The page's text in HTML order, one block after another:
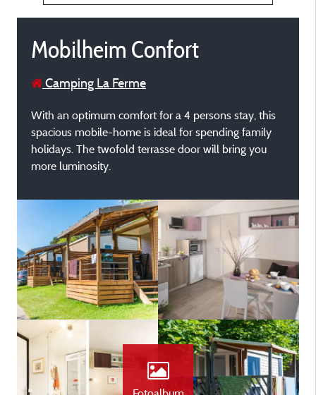
Mobilheim Confort
Camping La Ferme
With an optimum comfort for a 4 persons stay, this
spacious mobile-home is ideal for spending family
holidays. The twofold terrasse door will bring you
more luminosity.